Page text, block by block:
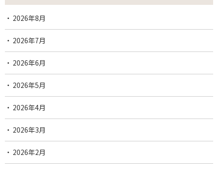
2026年8月
2026年7月
2026年6月
2026年5月
2026年4月
2026年3月
2026年2月